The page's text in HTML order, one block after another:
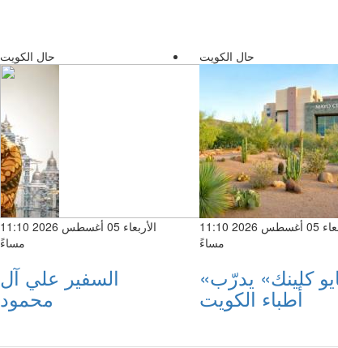
حال الكويت
الأربعاء 05 أغسطس 2026 11:10
مساءً
السفير علي آل
محمود
حال الكويت
الأربعاء 05 أغسطس 2026 11:10
مساءً
«مايو كلينك» يدرّب
أطباء الكويت